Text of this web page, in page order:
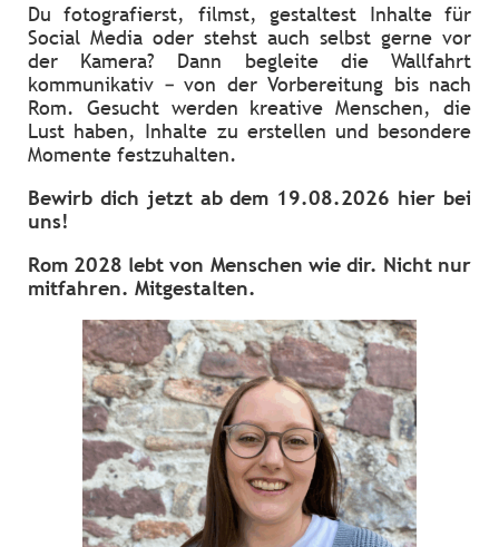
Du fotografierst, filmst, gestaltest Inhalte für
Social Media oder stehst auch selbst gerne vor
der Kamera? Dann begleite die Wallfahrt
kommunikativ – von der Vorbereitung bis nach
Rom. Gesucht werden kreative Menschen, die
Lust haben, Inhalte zu erstellen und besondere
Momente festzuhalten.
Bewirb dich jetzt ab dem 19.08.2026 hier bei
uns!
Rom 2028 lebt von Menschen wie dir. Nicht nur
mitfahren. Mitgestalten.